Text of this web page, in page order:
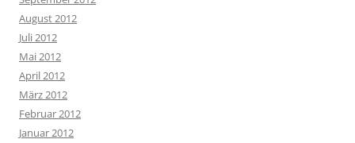
August 2012
Juli 2012
Mai 2012
April 2012
März 2012
Februar 2012
Januar 2012